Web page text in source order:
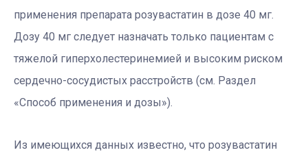
применения препарата розувастатин в дозе 40 мг.
Дозу 40 мг следует назначать только пациентам с
тяжелой гиперхолестеринемией и высоким риском
сердечно-сосудистых расстройств (см. Раздел
«Способ применения и дозы»).
Из имеющихся данных известно, что розувастатин